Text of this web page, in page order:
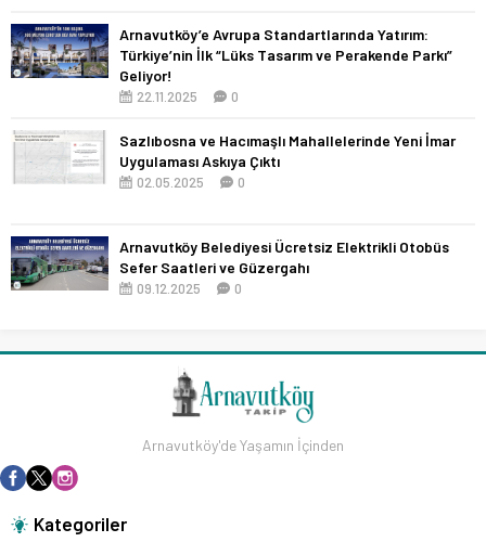
Arnavutköy’e Avrupa Standartlarında Yatırım:
Türkiye’nin İlk “Lüks Tasarım ve Perakende Parkı”
Geliyor!
22.11.2025 0
Sazlıbosna ve Hacımaşlı Mahallelerinde Yeni İmar
Uygulaması Askıya Çıktı
02.05.2025 0
Arnavutköy Belediyesi Ücretsiz Elektrikli Otobüs
Sefer Saatleri ve Güzergahı
09.12.2025 0
Arnavutköy'de Yaşamın İçinden
Kategoriler